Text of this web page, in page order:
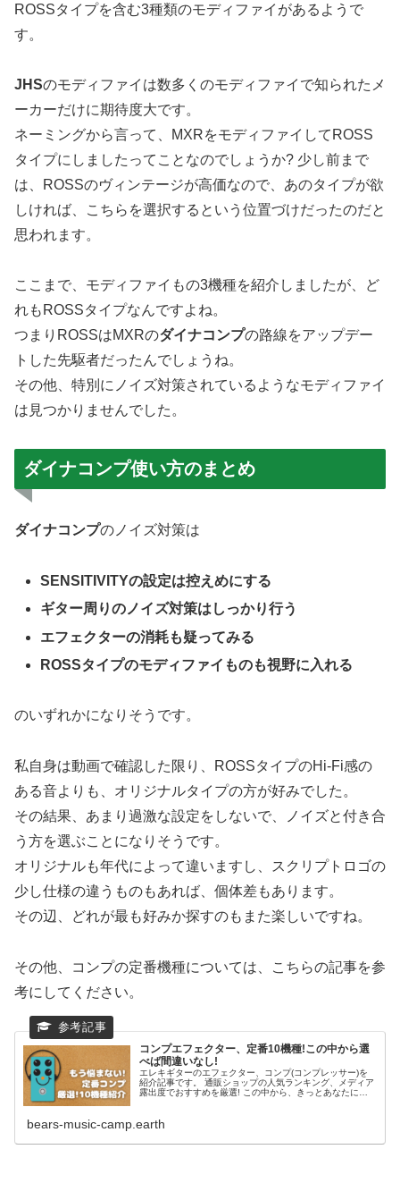
ROSSタイプを含む3種類のモディファイがあるようで
す。
JHSのモディファイは数多くのモディファイで知られたメ
ーカーだけに期待度大です。
ネーミングから言って、MXRをモディファイしてROSS
タイプにしましたってことなのでしょうか? 少し前まで
は、ROSSのヴィンテージが高価なので、あのタイプが欲
しければ、こちらを選択するという位置づけだったのだと
思われます。
ここまで、モディファイもの3機種を紹介しましたが、ど
れもROSSタイプなんですよね。
つまりROSSはMXRのダイナコンプの路線をアップデー
トした先駆者だったんでしょうね。
その他、特別にノイズ対策されているようなモディファイ
は見つかりませんでした。
ダイナコンプ使い方のまとめ
ダイナコンプのノイズ対策は
SENSITIVITYの設定は控えめにする
ギター周りのノイズ対策はしっかり行う
エフェクターの消耗も疑ってみる
ROSSタイプのモディファイものも視野に入れる
のいずれかになりそうです。
私自身は動画で確認した限り、ROSSタイプのHi-Fi感の
ある音よりも、オリジナルタイプの方が好みでした。
その結果、あまり過激な設定をしないで、ノイズと付き合
う方を選ぶことになりそうです。
オリジナルも年代によって違いますし、スクリプトロゴの
少し仕様の違うものもあれば、個体差もあります。
その辺、どれが最も好みか探すのもまた楽しいですね。
その他、コンプの定番機種については、こちらの記事を参
考にしてください。
コンプエフェクター、定番10機種!この中から選
べば間違いなし!
エレキギターのエフェクター、コンプ(コンプレッサー)を
紹介記事です。 通販ショップの人気ランキング、メディア
露出度でおすすめを厳選! この中から、きっとあなたにピ
bears-music-camp.earth